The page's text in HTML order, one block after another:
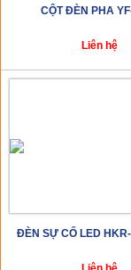
CỘT ĐÈN PHA
Liên hệ
ĐÈN SỰ CỐ LED